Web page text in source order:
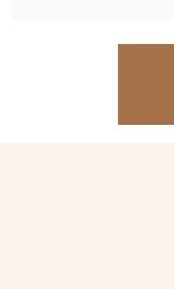
Für eine
unser
Buchständer
dekorative